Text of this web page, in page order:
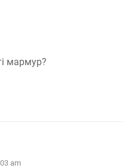
мармур?
am